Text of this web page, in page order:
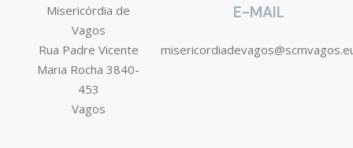
Misericórdia de
Vagos
Rua Padre Vicente
Maria Rocha 3840-
453
Vagos
E-MAIL